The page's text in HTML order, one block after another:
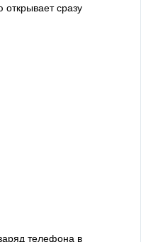
открывает сразу
телефона в